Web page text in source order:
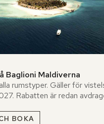
Baglioni Maldiverna
rumstyper. Gäller för
Rabatten är redan
BOKA